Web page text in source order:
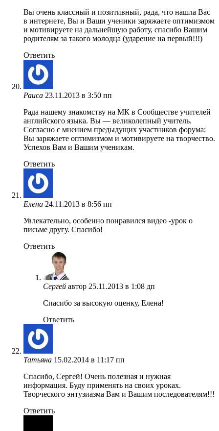
Вы очень классный и позитивный, рада, что нашла Вас
в интернете, Вы и Ваши ученики заряжаете оптимизмом
и мотивируете на дальнейшую работу, спасибо Вашим
родителям за такого молодца (ударение на первый!!!)
Ответить
Раиса 23.11.2013 в 3:50 пп
Рада нашему знакомству на МК в Сообществе учителей
английского языка. Вы — великолепный учитель.
Согласно с мнением предыдущих участников форума:
Вы заряжаете оптимизмом и мотивируете на творчество.
Успехов Вам и Вашим ученикам.
Ответить
Елена 24.11.2013 в 8:56 пп
Увлекательно, особенно понравился видео -урок о
письме другу. Спасибо!
Ответить
Сергей автор 25.11.2013 в 1:08 дп
Спасибо за высокую оценку, Елена!
Ответить
Татьяна 15.02.2014 в 11:17 пп
Спасибо, Сергей! Очень полезная и нужная
информация. Буду применять на своих уроках.
Творческого энтузиазма Вам и Вашим последователям!!!
Ответить